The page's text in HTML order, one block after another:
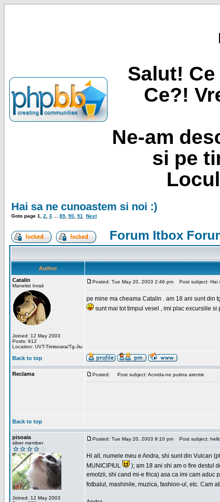
Salut!
Ce?!
Ne-am
si pe
Hai sa ne cunoastem si noi :)
Goto page 1 2 3 89 90 91 Next
Forum Itbox
Author
Catalin
Manelist Inrait
Joined: 12 May 2003
Posts: 912
Location: UVT-Timisoara/Tg-Jiu
Posted: Tue May 20, 2003 2:46 pm Post subject: Hai
pe mine ma cheama Catalin . am 18 ani sunt din
sunt mai tot timpul vesel , imi plac excursiile
Back to top
Reclama Posted: Post subject: Acorda-ne putina atentie
Back to top
pisoaia
silver member
Joined: 12 May 2003
Posted: Tue May 20, 2003 9:10 pm Post subject:
Hi all, numele meu e Andra, shi sunt din Vulcan
MUNICIPIUL
); am 18 ani shi am o fire destul
emotzii, shi cand mi-e frica) asa ca imi cam
fotbalul, mashinile, muzica, fashion-ul, etc. Cam